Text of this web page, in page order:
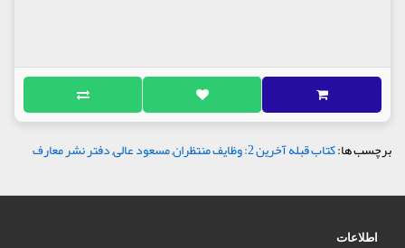
برچسب ها:کتاب قبله آخرین 2: وظایف منتظران ,مسعود عالی,دفتر نشر معارف
اطلاعات